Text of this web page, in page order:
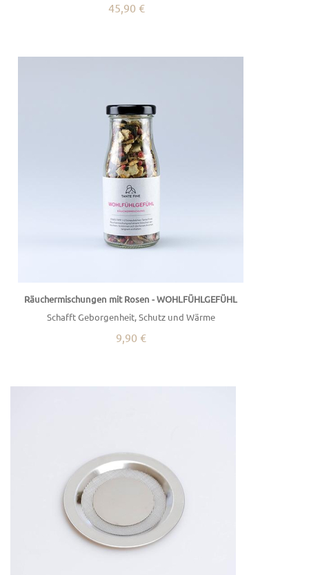
45,90 €
Räuchermischungen mit Rosen - WOHLFÜHLGEFÜHL
Schafft Geborgenheit, Schutz und Wärme
9,90 €